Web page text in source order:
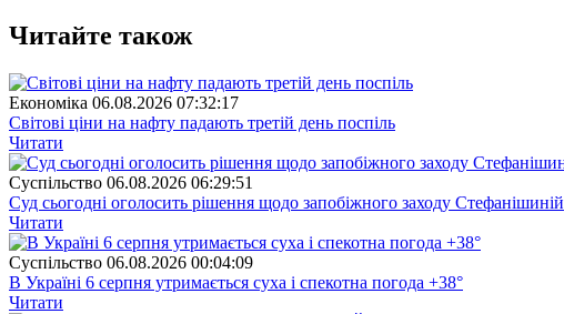
Читайте також
Економіка 06.08.2026 07:32:17
Світові ціни на нафту падають третій день поспіль
Читати
Суспiльство 06.08.2026 06:29:51
Суд сьогодні оголосить рішення щодо запобіжного заходу Стефанішиній
Читати
Суспiльство 06.08.2026 00:04:09
В Україні 6 серпня утримається суха і спекотна погода +38°
Читати